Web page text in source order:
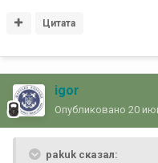
Цитата
igor
Опубликовано 20
pakuk сказал: